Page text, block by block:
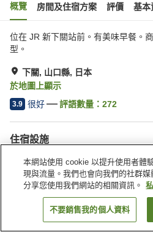
概覽 房間及住宿方案 評價 基本
位在 JR 新下關站前。有美味早餐。
型。
下關, 山口縣, 日本
於地圖上顯示
3.9 很好 評語數量： 272
住宿設施
Wi-Fi
居酒屋區
找客房
本網站使用 cookie 以提升使用者體
現與流量。我們也會向我們的社群
分享您使用我們網站的相關資訊。
不要銷售我的個人資料